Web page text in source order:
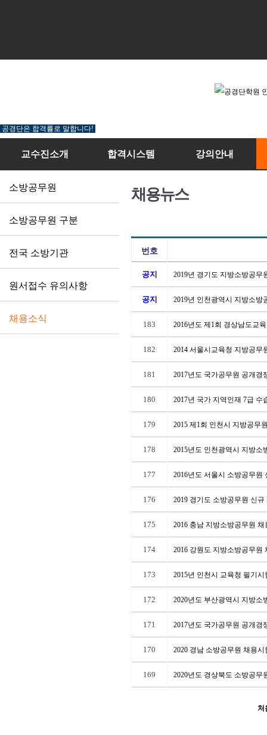
공경단은 합격률로 말합니다!
교수진소개 합격시스템 강의안내
소방공무원
소방공무원 구분
전국 소방기관
원서접수 유의사항
채용소식
채용뉴스
번호
공지 2019년 경기도 지방소방공무
공지 2019년 인천광역시 지방소방
183 2016년도 제1회 경상남도교
182 2014 서울시교육청 지방공무
181 2017년도 국가공무원 공개경
180 2017년 국가 지역인재 7급
179 2015 제1회 인천시 지방공무
178 2015년도 인천광역시 지방소
177 2016년도 서울시 소방공무원
176 2019 경기도 소방공무원 신
175 2016 충남 지방소방공무원
174 2016 강원도 지방소방공무원
173 2015년 인천시 교육청 필기
172 2020년도 부산광역시 지방소
171 2017년도 국가공무원 공개경
170 2020 경남 소방공무원 채용시
169 2020년도 경상북도 소방공무
처